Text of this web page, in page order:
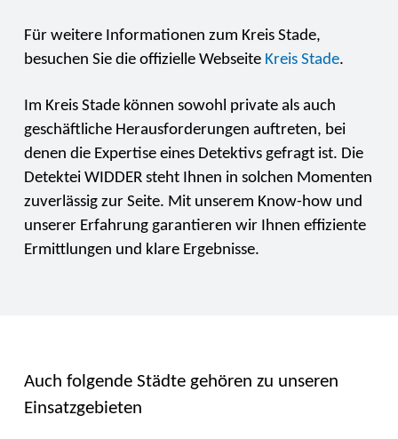
Für weitere Informationen zum Kreis Stade,
besuchen Sie die offizielle Webseite Kreis Stade.
Im Kreis Stade können sowohl private als auch
geschäftliche Herausforderungen auftreten, bei
denen die Expertise eines Detektivs gefragt ist. Die
Detektei WIDDER steht Ihnen in solchen Momenten
zuverlässig zur Seite. Mit unserem Know-how und
unserer Erfahrung garantieren wir Ihnen effiziente
Ermittlungen und klare Ergebnisse.
Auch folgende Städte gehören zu unseren
Einsatzgebieten